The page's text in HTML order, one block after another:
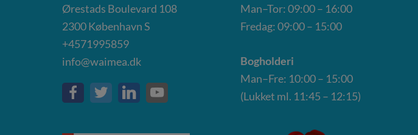
Ørestads Boulevard 108
2300København S
+4571995859
info@waimea.dk
Man–Tor: 09:00 – 16:00
Fredag: 09:00 – 15:00
Bogholderi
Man–Fre: 10:00 – 15:00
(Lukket ml. 11:45 – 12:15)